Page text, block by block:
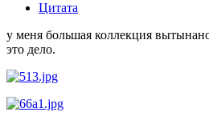
Цитата
у меня большая коллекция
это дело.